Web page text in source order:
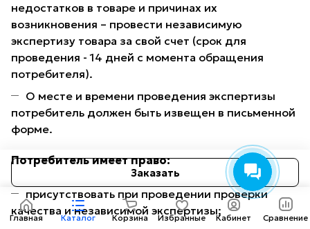
Заказать
недостатков в товаре и причинах их
возникновения – провести независимую
экспертизу товара за свой счет (срок для
проведения - 14 дней с момента обращения
потребителя).
О месте и времени проведения экспертизы
потребитель должен быть извещен в письменной
форме.
Потребитель имеет право:
присутствовать при проведении проверки
качества и независимой экспертизы;
Главная Каталог Корзина Избранные Кабинет Сравнение